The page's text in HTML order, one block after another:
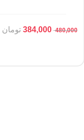
480,000
384,000 تومان